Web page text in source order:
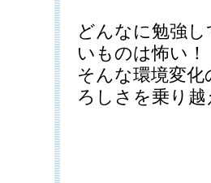
どんなに勉強
いものは怖い！
そんな環境変
ろしさを乗り